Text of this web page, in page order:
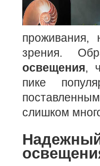
проживания,
зрения.
освещения,
пике
слишком